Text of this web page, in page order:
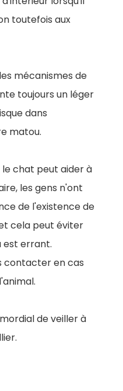
toutefois aux
mécanismes de
toujours un léger
dans
matou.
chat peut aider à
les gens n'ont
de l'existence de
cela peut éviter
est errant.
contacter en cas
de veiller à